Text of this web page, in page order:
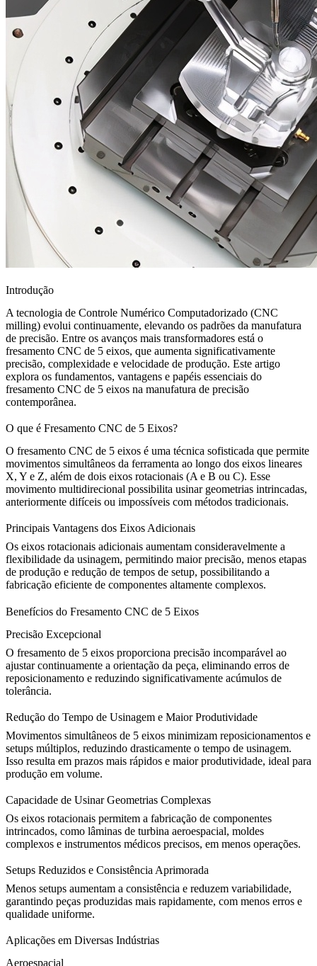
Introdução
A tecnologia de Controle Numérico Computadorizado (CNC
milling) evolui continuamente, elevando os padrões da manufatura
de precisão. Entre os avanços mais transformadores está o
fresamento CNC de 5 eixos, que aumenta significativamente
precisão, complexidade e velocidade de produção. Este artigo
explora os fundamentos, vantagens e papéis essenciais do
fresamento CNC de 5 eixos na manufatura de precisão
contemporânea.
O que é Fresamento CNC de 5 Eixos?
O fresamento CNC de 5 eixos é uma técnica sofisticada que permite
movimentos simultâneos da ferramenta ao longo dos eixos lineares
X, Y e Z, além de dois eixos rotacionais (A e B ou C). Esse
movimento multidirecional possibilita usinar geometrias intrincadas,
anteriormente difíceis ou impossíveis com métodos tradicionais.
Principais Vantagens dos Eixos Adicionais
Os eixos rotacionais adicionais aumentam consideravelmente a
flexibilidade da usinagem, permitindo maior precisão, menos etapas
de produção e redução de tempos de setup, possibilitando a
fabricação eficiente de componentes altamente complexos.
Benefícios do Fresamento CNC de 5 Eixos
Precisão Excepcional
O fresamento de 5 eixos proporciona precisão incomparável ao
ajustar continuamente a orientação da peça, eliminando erros de
reposicionamento e reduzindo significativamente acúmulos de
tolerância.
Redução do Tempo de Usinagem e Maior Produtividade
Movimentos simultâneos de 5 eixos minimizam reposicionamentos e
setups múltiplos, reduzindo drasticamente o tempo de usinagem.
Isso resulta em prazos mais rápidos e maior produtividade, ideal para
produção em volume.
Capacidade de Usinar Geometrias Complexas
Os eixos rotacionais permitem a fabricação de componentes
intrincados, como lâminas de turbina aeroespacial, moldes
complexos e instrumentos médicos precisos, em menos operações.
Setups Reduzidos e Consistência Aprimorada
Menos setups aumentam a consistência e reduzem variabilidade,
garantindo peças produzidas mais rapidamente, com menos erros e
qualidade uniforme.
Aplicações em Diversas Indústrias
Aeroespacial